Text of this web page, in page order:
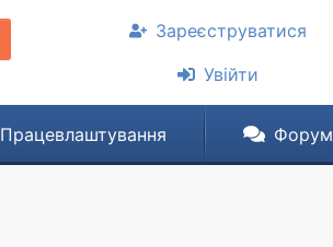
Зареєструватися
Увійти
Працевлаштування Форум